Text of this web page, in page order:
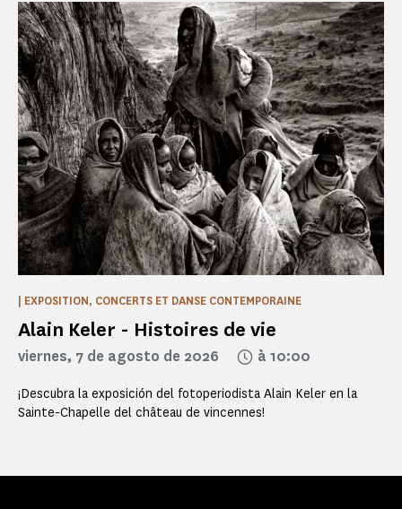
Alain Keler - Histoires de vie
| EXPOSITION, CONCERTS ET DANSE CONTEMPORAINE
viernes, 7 de agosto de 2026 à 10:00
¡Descubra la exposición del fotoperiodista Alain Keler en la
Sainte-Chapelle del château de vincennes!